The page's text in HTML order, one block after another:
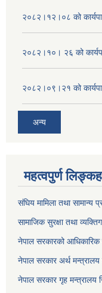
२०८२।१२।०८ को
२०८२।१०। २६ को
२०८२।०९।२१ को
अन्य
महत्वपुर्ण
संघिय मामिला तथा सामान्य
सामाजिक सुरक्षा तथा
नेपाल सरकारको आधिकारिक
नेपाल सरकार अर्थ मन्त्रालय
नेपाल सरकार गृह मन्त्रालय